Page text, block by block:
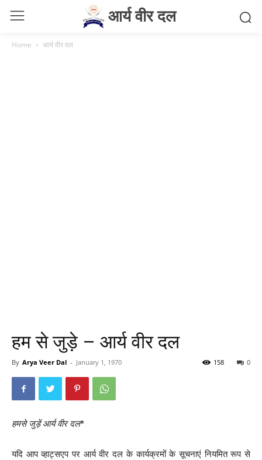
आर्य वीर दल
Home आर्य वीर दल
हम से जुड़े – आर्य वीर दल
By Arya Veer Dal - January 1, 1970 0
158
हमसे जुड़ें आर्य वीर दल*
यदि आप व्हाट्सएप पर आर्य वीर दल के कार्यक्रमों के सूचनाएं नियमित रूप से